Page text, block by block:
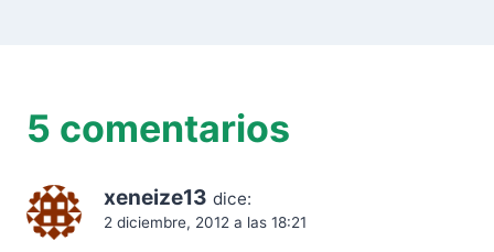
5 comentarios
xeneize13 dice:
2 diciembre, 2012 a las 18:21